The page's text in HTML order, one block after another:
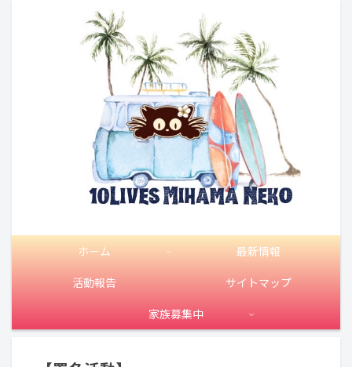
ホーム
最新情報
活動報告
サイトマップ
家族募集中